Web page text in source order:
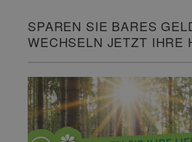
SPAREN SIE BARES
WECHSELN JETZT IHRE